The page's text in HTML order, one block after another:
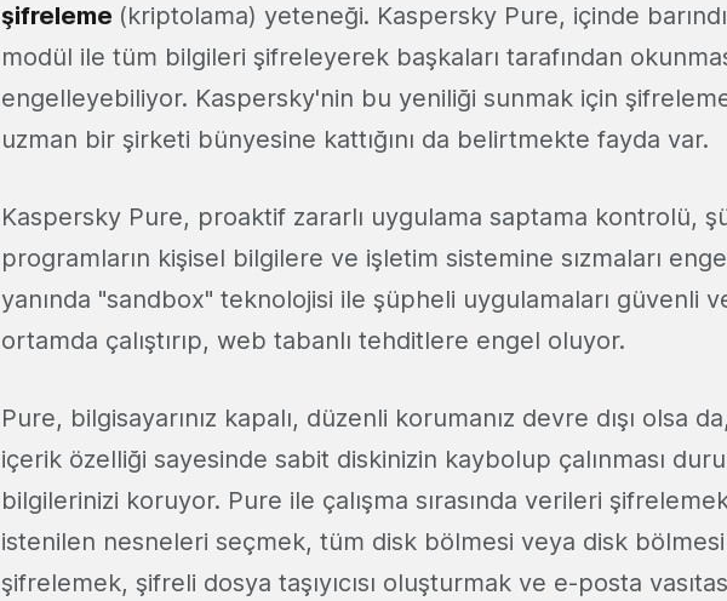
şifreleme (kriptolama) yeteneği. Kaspersky Pure, içinde
modül ile tüm bilgileri şifreleyerek başkaları tarafından
engelleyebiliyor. Kaspersky'nin bu yeniliği sunmak için
uzman bir şirketi bünyesine kattığını da belirtmekte fayda var.
Kaspersky Pure, proaktif zararlı uygulama saptama kontrolü,
programların kişisel bilgilere ve işletim sistemine sızmaları
yanında "sandbox" teknolojisi ile şüpheli uygulamaları güvenli
ortamda çalıştırıp, web tabanlı tehditlere engel oluyor.
Pure, bilgisayarınız kapalı, düzenli korumanız devre dışı olsa
içerik özelliği sayesinde sabit diskinizin kaybolup çalınması
bilgilerinizi koruyor. Pure ile çalışma sırasında verileri
istenilen nesneleri seçmek, tüm disk bölmesi veya disk
şifrelemek, şifreli dosya taşıyıcısı oluşturmak ve e-posta